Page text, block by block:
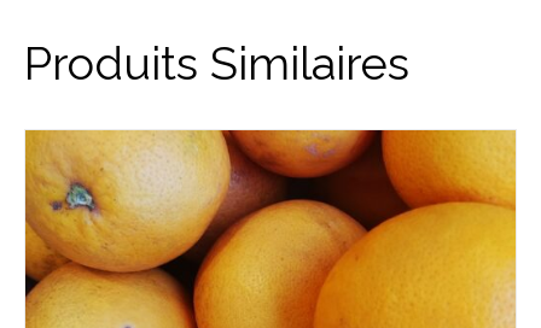
Produits Similaires